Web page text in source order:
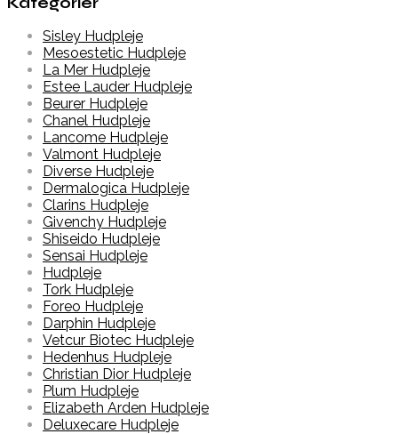
Sisley Hudpleje
Mesoestetic Hudpleje
La Mer Hudpleje
Estee Lauder Hudpleje
Beurer Hudpleje
Chanel Hudpleje
Lancome Hudpleje
Valmont Hudpleje
Diverse Hudpleje
Dermalogica Hudpleje
Clarins Hudpleje
Givenchy Hudpleje
Shiseido Hudpleje
Sensai Hudpleje
Hudpleje
Tork Hudpleje
Foreo Hudpleje
Darphin Hudpleje
Vetcur Biotec Hudpleje
Hedenhus Hudpleje
Christian Dior Hudpleje
Plum Hudpleje
Elizabeth Arden Hudpleje
Deluxecare Hudpleje